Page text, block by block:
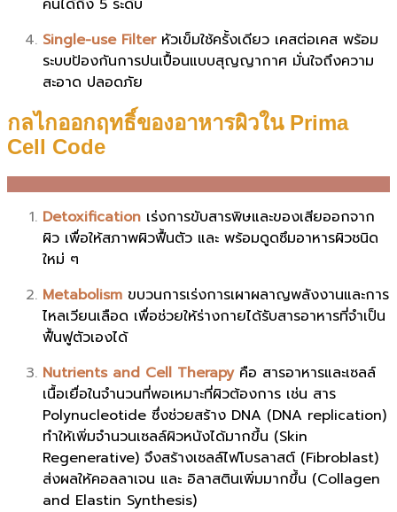
คนได้ถึง 5 ระดับ
Single-use Filter หัวเข็มใช้ครั้งเดียว เคสต่อเคส พร้อม
ระบบป้องกันการปนเปื้อนแบบสุญญากาศ มั่นใจถึงความ
สะอาด ปลอดภัย
กลไกออกฤทธิ์ของอาหารผิวใน Prima
Cell Code
Detoxification เร่งการขับสารพิษและของเสียออกจาก
ผิว เพื่อให้สภาพผิวฟื้นตัว และ พร้อมดูดซึมอาหารผิวชนิด
ใหม่ ๆ
Metabolism ขบวนการเร่งการเผาผลาญพลังงานและการ
ไหลเวียนเลือด เพื่อช่วยให้ร่างกายได้รับสารอาหารที่จำเป็น
ฟื้นฟูตัวเองได้
Nutrients and Cell Therapy คือ สารอาหารและเซลล์
เนื้อเยื่อในจำนวนที่พอเหมาะที่ผิวต้องการ เช่น สาร
Polynucleotide ซึ่งช่วยสร้าง DNA (DNA replication)
ทำให้เพิ่มจำนวนเซลล์ผิวหนังได้มากขึ้น (Skin
Regenerative) จึงสร้างเซลล์ไฟโบรลาสต์ (Fibroblast)
ส่งผลให้คอลลาเจน และ อิลาสตินเพิ่มมากขึ้น (Collagen
and Elastin Synthesis)